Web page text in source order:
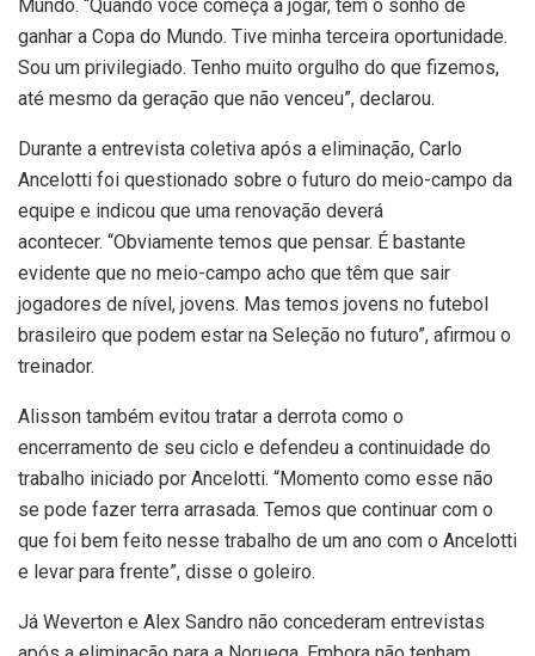
Mundo. “Quando você começa a jogar, tem o sonho de
ganhar a Copa do Mundo. Tive minha terceira oportunidade.
Sou um privilegiado. Tenho muito orgulho do que fizemos,
até mesmo da geração que não venceu”, declarou.
Durante a entrevista coletiva após a eliminação, Carlo
Ancelotti foi questionado sobre o futuro do meio-campo da
equipe e indicou que uma renovação deverá
acontecer. “Obviamente temos que pensar. É bastante
evidente que no meio-campo acho que têm que sair
jogadores de nível, jovens. Mas temos jovens no futebol
brasileiro que podem estar na Seleção no futuro”, afirmou o
treinador.
Alisson também evitou tratar a derrota como o
encerramento de seu ciclo e defendeu a continuidade do
trabalho iniciado por Ancelotti. “Momento como esse não
se pode fazer terra arrasada. Temos que continuar com o
que foi bem feito nesse trabalho de um ano com o Ancelotti
e levar para frente”, disse o goleiro.
Já Weverton e Alex Sandro não concederam entrevistas